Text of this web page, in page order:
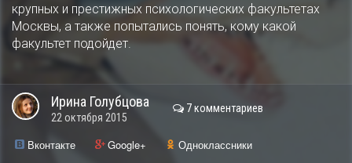
крупных и престижных психологических факультетах
Москвы, а также попытались понять, кому какой
факультет подойдет.
Ирина Голубцова
22 октября 2015
7 комментариев
Вконтакте Google+
Одноклассники